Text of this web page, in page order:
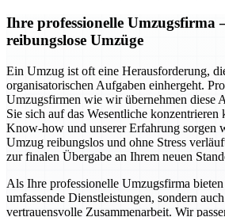
Ihre professionelle Umzugsfirma
reibungslose Umzüge
Ein Umzug ist oft eine Herausforderung,
organisatorischen Aufgaben einhergeht.
Umzugsfirmen wie wir übernehmen diese
Sie sich auf das Wesentliche
Know-how und unserer Erfahrung sorgen
Umzug reibungslos und ohne Stress
zur finalen Übergabe an Ihrem neuen
Als Ihre professionelle Umzugsfirma
umfassende Dienstleistungen, sondern
vertrauensvolle Zusammenarbeit. Wir